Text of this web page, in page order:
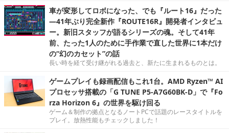
車が変形してロボになった、でも『ルート16』だった
―41年ぶり完全新作『ROUTE16R』開発者インタビュ
ー。新旧スタッフが語るシリーズの魂。そして41年
前、たった1人のために手作業で直した世界に1本だけ
の“幻のカセット”の話
長い時を経て受け継がれる過去と、新たに生まれるものとは。
ゲームプレイも録画配信もこれ1台。AMD Ryzen™ AI
プロセッサ搭載の「G TUNE P5-A7G60BK-D」で『Fo
rza Horizon 6』の世界を駆け回る
ゲーム＆制作の拠点となるノートPCで話題のレースタイトルを
プレイ。放熱性能もチェックしました！